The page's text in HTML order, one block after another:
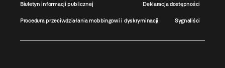
Biuletyn informacji publicznej Deklaracja dostępności
Procedura przeciwdziałania mobbingowi i dyskryminacji Sygnaliści